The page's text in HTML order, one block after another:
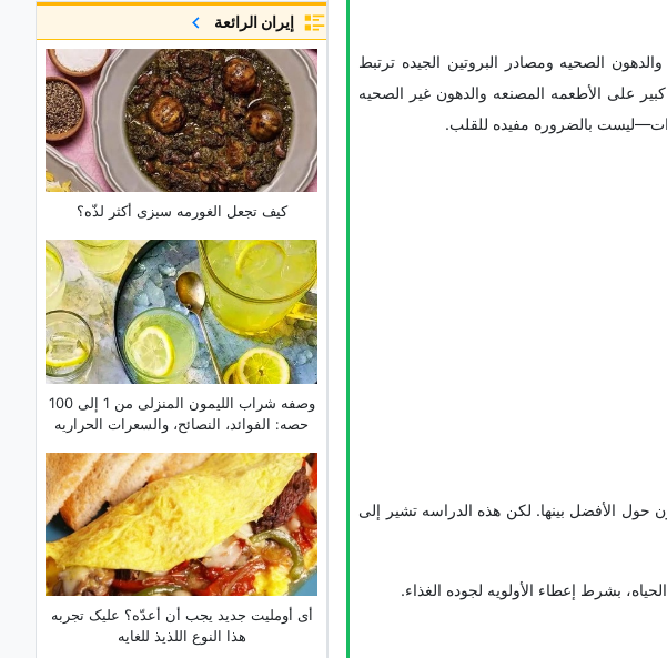
والدهون الصحیه ومصادر البروتین الجیده ترتبط
على الأطعمه المصنعه والدهون غیر الصحیه
حول الأفضل بینها. لکن هذه الدراسه تشیر إلى
بشرط إعطاء الأولویه لجوده الغذاء.
إيران الرائعة
کیف تجعل الغورمه سبزی أکثر لذّه؟
وصفه شراب اللیمون المنزلی من 1 إلى 100
حصه: الفوائد، النصائح، والسعرات الحراریه
أی أوملیت جدید یجب أن أعدّه؟ علیک تجربه
هذا النوع اللذیذ للغایه